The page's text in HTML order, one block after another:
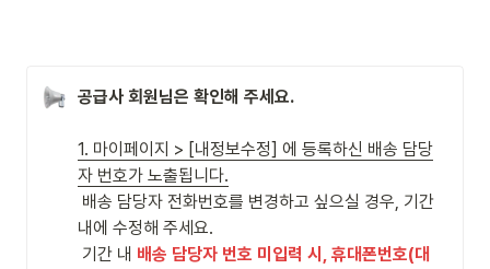
공급사 회원님은 확인해 주세요.
1. 마이페이지 > [내정보수정] 에 등록하신 배송 담당
내에 수정해 주세요.
기간 내 배송 담당자 번호 미입력 시, 휴대폰번호(대